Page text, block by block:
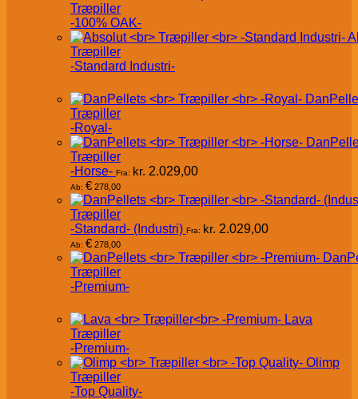
Træpiller
-100% OAK-
Træpiller
-Standard Industri-
Træpiller
-Royal-
Træpiller
-Horse- Fra: kr. 2.029,00
Ab: € 278,00
Træpiller
-Standard- (Industri) Fra: kr. 2.029,00
Ab: € 278,00
Træpiller
-Premium-
Lava
Træpiller
-Premium-
Olimp
Træpiller
-Top Quality-